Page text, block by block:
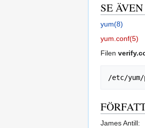
SE ÄVEN
yum(8)
yum.conf(5)
Filen
James Antill: